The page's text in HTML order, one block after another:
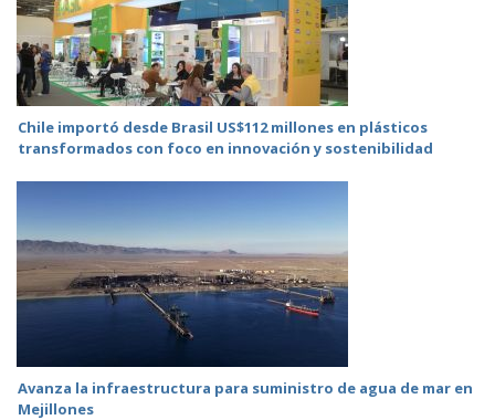
Chile importó desde Brasil US$112 millones en plásticos
transformados con foco en innovación y sostenibilidad
Avanza la infraestructura para suministro de agua de mar en
Mejillones